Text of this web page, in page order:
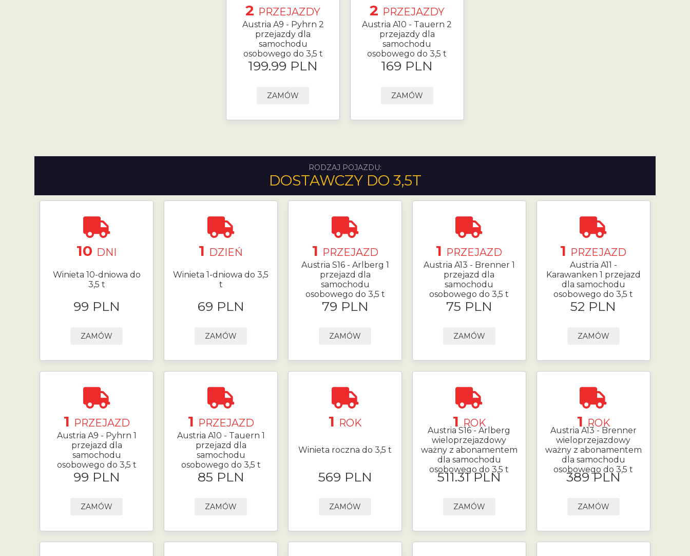
2 PRZEJAZDY
Austria A9 - Pyhrn 2
przejazdy dla
samochodu
osobowego do 3,5 t
199.99 PLN
ZAMÓW
2 PRZEJAZDY
Austria A10 - Tauern 2
przejazdy dla
samochodu
osobowego do 3,5 t
169 PLN
ZAMÓW
RODZAJ POJAZDU:
DOSTAWCZY DO 3,5T
10 DNI
Winieta 10-dniowa do
3,5 t
99 PLN
ZAMÓW
1 DZIEŃ
Winieta 1-dniowa do 3,5
t
69 PLN
ZAMÓW
1 PRZEJAZD
Austria S16 - Arlberg 1
przejazd dla
samochodu
osobowego do 3,5 t
79 PLN
ZAMÓW
1 PRZEJAZD
Austria A13 - Brenner 1
przejazd dla
samochodu
osobowego do 3,5 t
75 PLN
ZAMÓW
1 PRZEJAZD
Austria A11 -
Karawanken 1 przejazd
dla samochodu
osobowego do 3,5 t
52 PLN
ZAMÓW
1 PRZEJAZD
Austria A9 - Pyhrn 1
przejazd dla
samochodu
osobowego do 3,5 t
99 PLN
ZAMÓW
1 PRZEJAZD
Austria A10 - Tauern 1
przejazd dla
samochodu
osobowego do 3,5 t
85 PLN
ZAMÓW
1 ROK
Winieta roczna do 3,5 t
569 PLN
ZAMÓW
1 ROK
Austria S16 - Arlberg
wieloprzejazdowy
ważny z abonamentem
dla samochodu
osobowego do 3,5 t
511.31 PLN
ZAMÓW
1 ROK
Austria A13 - Brenner
wieloprzejazdowy
ważny z abonamentem
dla samochodu
osobowego do 3,5 t
389 PLN
ZAMÓW